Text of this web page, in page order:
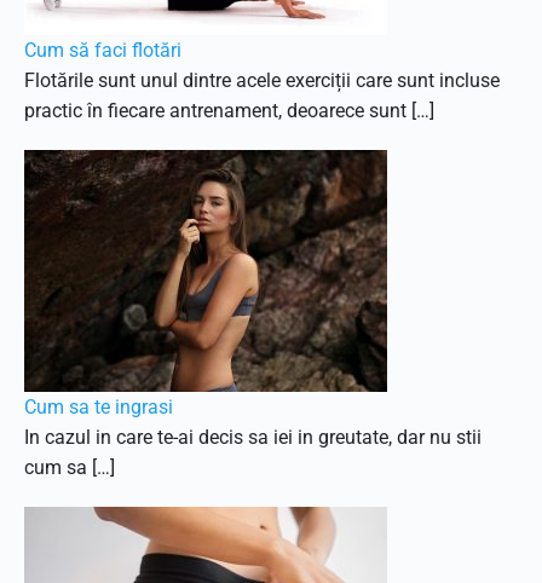
Cum să faci flotări
Flotările sunt unul dintre acele exerciții care sunt incluse
practic în fiecare antrenament, deoarece sunt […]
Cum sa te ingrasi
In cazul in care te-ai decis sa iei in greutate, dar nu stii
cum sa […]